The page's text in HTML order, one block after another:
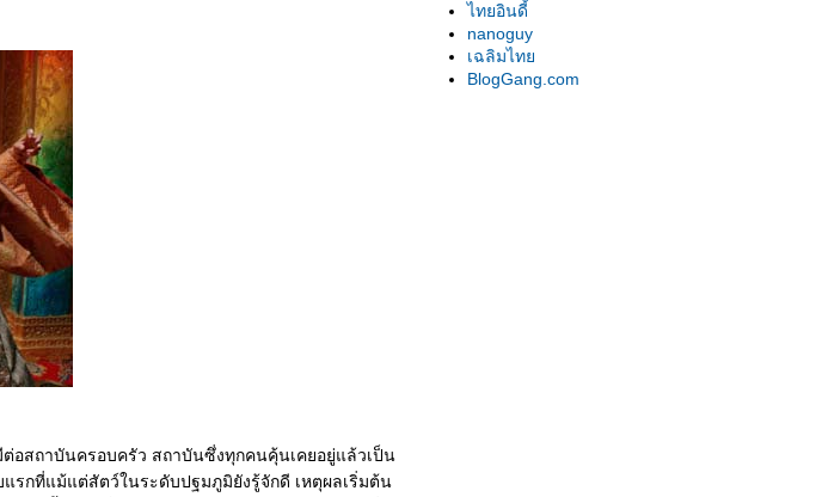
ต่อสถาบันครอบครัว สถาบันซึ่งทุกคนคุ้นเคยอยู่แล้วเป็น
รกที่แม้แต่สัตว์ในระดับปฐมภูมิยังรู้จักดี เหตุผลเริ่มต้น
The Book of Eli : แสงส่องยุคมิคสัญญี (เปิดเผ
เนื้อหาสำคัญ)
Hachiko : A Dog's Story : สุนัขหลงทางและ
ไทยอินดี้
nanoguy
เฉลิมไท
BlogGang.com